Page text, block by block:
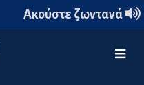
Ακούστε ζωντανά